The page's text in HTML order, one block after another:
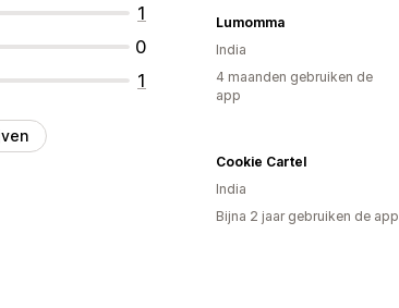
1
0
1
Lumomma
India
4 maanden gebruiken de
app
Cookie Cartel
India
Bijna 2 jaar gebruiken de app